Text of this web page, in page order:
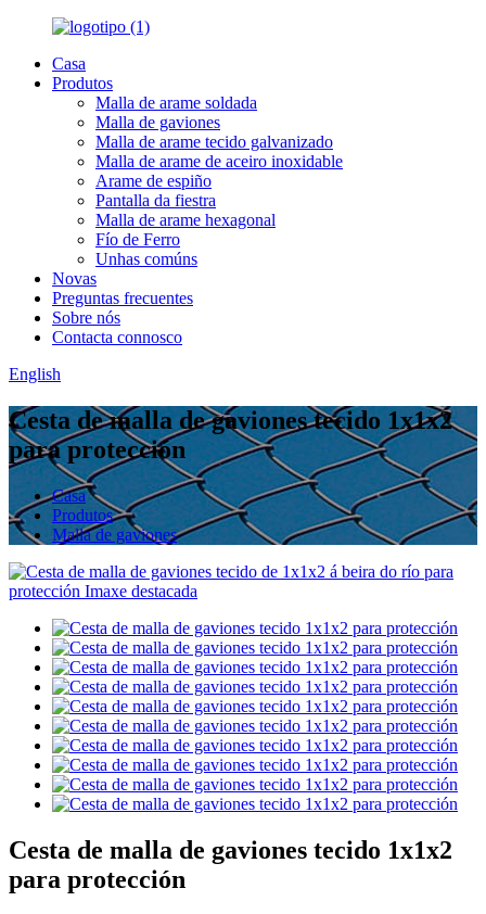
Casa
Produtos
Malla de arame soldada
Malla de gaviones
Malla de arame tecido galvanizado
Malla de arame de aceiro inoxidable
Arame de espiño
Pantalla da fiestra
Malla de arame hexagonal
Fío de Ferro
Unhas comúns
Novas
Preguntas frecuentes
Sobre nós
Contacta connosco
English
Cesta de malla de gaviones tecido 1x1x2
para protección
Casa
Produtos
Malla de gaviones
Cesta de malla de gaviones tecido 1x1x2
para protección